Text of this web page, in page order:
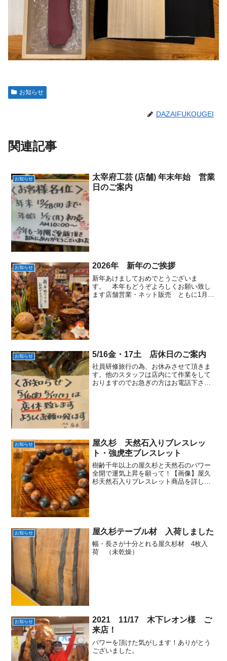
お知らせ
DAZAIFUKOUGEI
関連記事
お知らせ
太宰府工芸 (店舗) 年末年始 営業
日のご案内
お知らせ 2026年 新年のご挨拶
新年あけましておめでとうございま
す。 本年もどうぞよろしくお願い致し
ます店舗営業・ネット販売 ともに1月5
お知らせ 5/16金・17土 店休日のご案内
社員研修旅行の為、お休みさせて頂きま
す。他のスタッフは店内にて作業をして
おりますのでお急ぎの方はお電話下さい
お知らせ
屋久杉 天然石入りブレスレッ
ト・強虎杢ブレスレット
樹齢千年以上の屋久杉と天然石のパワー
全開で運気上昇を願って！【画像】屋久
杉天然石入りブレスレット商品を詳しく
お知らせ 屋久杉テーブル材 入荷しました
幅・長さが十分とれる屋久杉材 4枚入
荷 （未乾燥）
お知らせ
2021 11/17 木下レオン様 ご
来店！
パワーを頂けた気がします！ありがとう
ございました。